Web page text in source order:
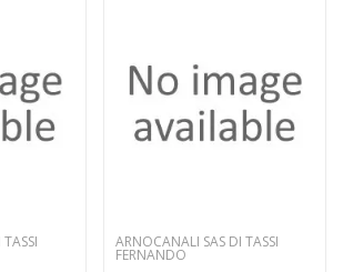
ARNOCANALI SAS DI TASSI
FERNANDO